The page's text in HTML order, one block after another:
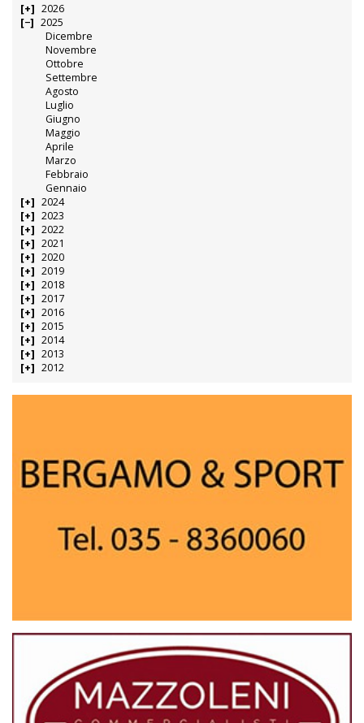
2026
2025
Dicembre
Novembre
Ottobre
Settembre
Agosto
Luglio
Giugno
Maggio
Aprile
Marzo
Febbraio
Gennaio
2024
2023
2022
2021
2020
2019
2018
2017
2016
2015
2014
2013
2012